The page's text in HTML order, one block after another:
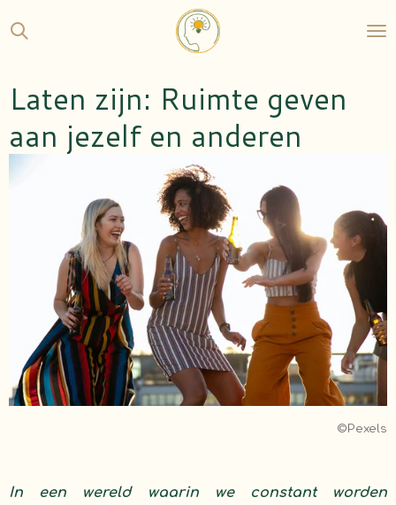
direct
hoofdinhoud
Laten zijn: Ruimte geven
aan jezelf en anderen
©Pexels
In een wereld waarin we constant worden